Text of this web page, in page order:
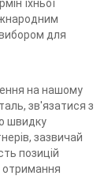
їхньої
для
на нашому
зв'язатися з
швидку
зазвичай
позицій
отримання